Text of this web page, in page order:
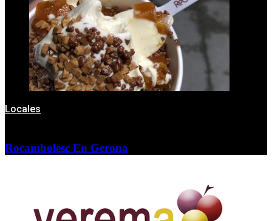
Locales
Rocambolesc En Gerona